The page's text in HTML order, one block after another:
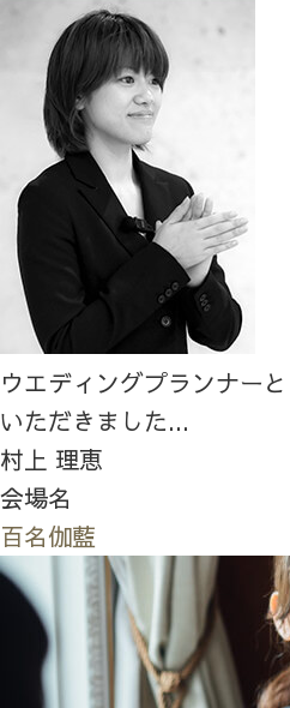
ウエディングプランナー
いただきました...
村上 理恵
会場名
百名伽藍